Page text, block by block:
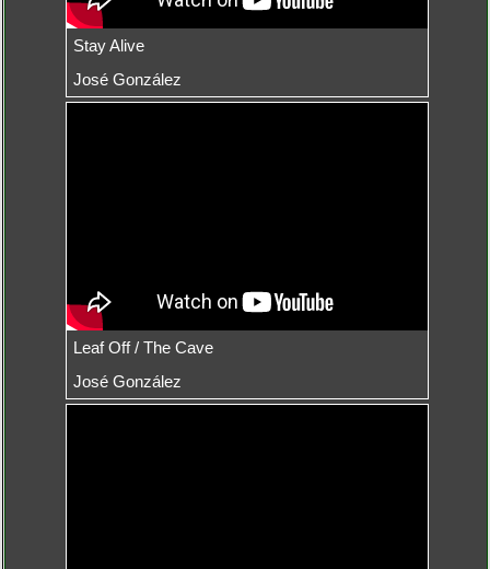
Stay Alive
José González
Leaf Off / The Cave
José González